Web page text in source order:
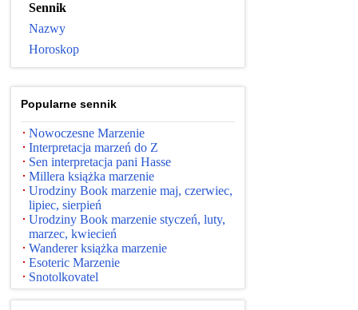
Sennik
Nazwy
Horoskop
Popularne sennik
Nowoczesne Marzenie
Interpretacja marzeń do Z
Sen interpretacja pani Hasse
Millera książka marzenie
Urodziny Book marzenie maj, czerwiec,
lipiec, sierpień
Urodziny Book marzenie styczeń, luty,
marzec, kwiecień
Wanderer książka marzenie
Esoteric Marzenie
Snotolkovatel